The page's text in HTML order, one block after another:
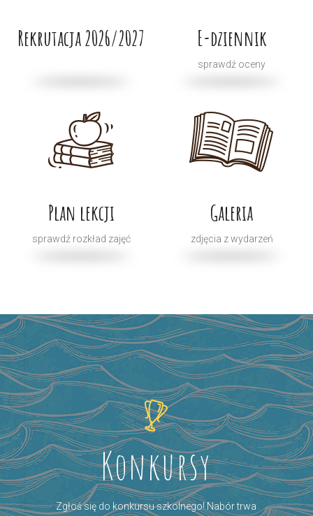
Rekrutacja 2026/2027 E-dziennik
sprawdź oceny
Plan lekcji
sprawdź rozkład zajęć
Galeria
zdjęcia z wydarzeń
Konkursy
Zgłoś się do konkursu szkolnego! Nabór trwa